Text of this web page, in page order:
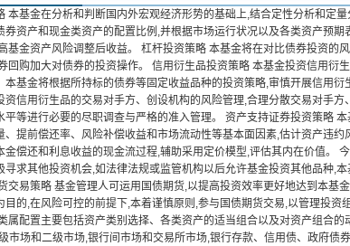
本基金在分析和判断国内外宏观经济形势的基础上,结合定性分析和定
券资产和现金类资产的配置比例,并根据市场运行状况以及各类资产预
基金资产风险调整后收益。 杠杆投资策略 本基金将在对比债券投资的
回购加大对债券的投资操作。 信用衍生品投资策略 本基金投资信用衍
本基金将根据所持标的债券等固定收益品种的投资策略,审慎开展信用
资信用衍生品的交易对手方、创设机构的风险管理,合理分散交易对手
平等进行必要的尽职调查与严格的准入管理。 资产支持证券投资策略
、提前偿还率、风险补偿收益和市场流动性等基本面因素,估计资产违
金偿还和利息收益的现金流过程,辅助采用定价模型,评估其内在价值。
寻求其他投资机会,如法律法规或监管机构以后允许基金投资其他品种,
交易策略 基金管理人可运用国债期货,以提高投资效率更好地达到本基
目的,在风险可控的前提下,本着谨慎原则,参与国债期货交易,以管理投
属配置主要包括资产类别选择、各类资产的适当组合以及对资产组合
级市场和二级市场,银行间市场和交易所市场,银行存款、信用债、政府